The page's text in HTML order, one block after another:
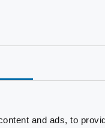
and ads, to